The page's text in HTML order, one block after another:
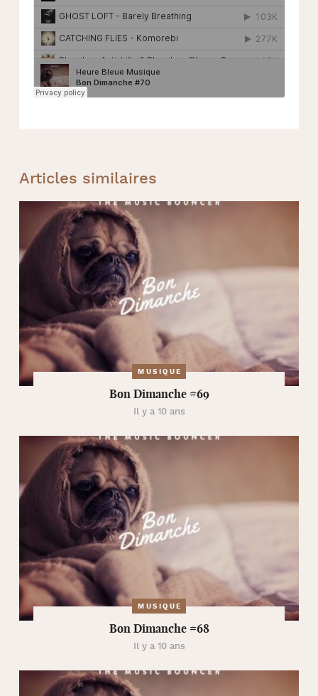
Articles similaires
MUSIQUE
Bon Dimanche #69
Il y a 10 ans
MUSIQUE
Bon Dimanche #68
Il y a 10 ans